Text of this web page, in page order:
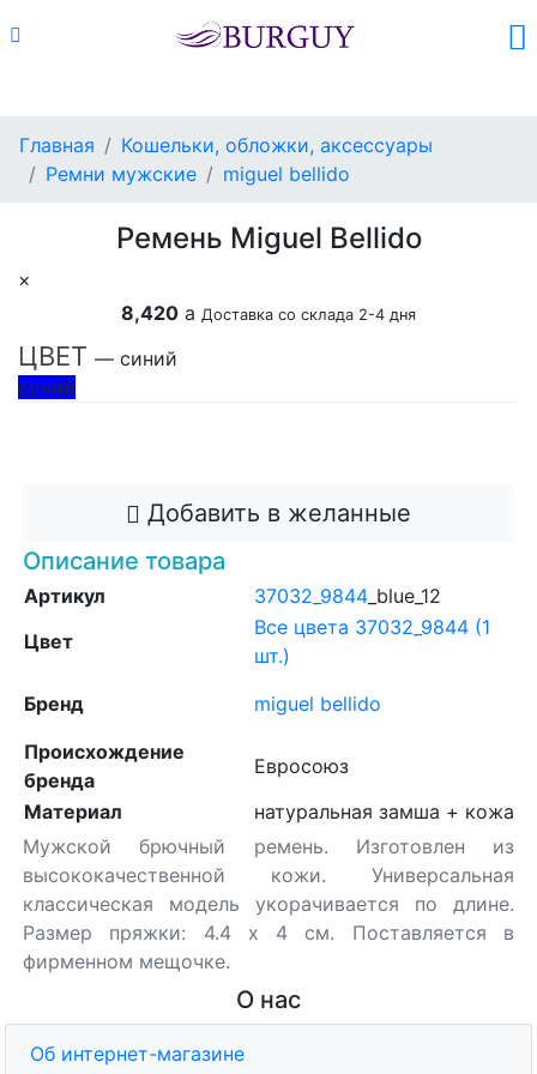
Главная
Кошельки, обложки, аксессуары
Ремни мужские
miguel bellido
Ремень Miguel Bellido
×
8,420 a Доставка со склада 2-4 дня
ЦВЕТ — синий
синий
Добавить в желанные
Описание товара
Артикул 37032_9844 _blue_12
Цвет
Все цвета 37032_9844 (1
шт.)
Бренд
miguel bellido
Происхождение
бренда
Евросоюз
Материал
натуральная замша + кожа
Мужской брючный ремень. Изготовлен из
высококачественной кожи. Универсальная
классическая модель укорачивается по длине.
Размер пряжки: 4.4 х 4 см. Поставляется в
фирменном мещочке.
О нас
Об интернет-магазине